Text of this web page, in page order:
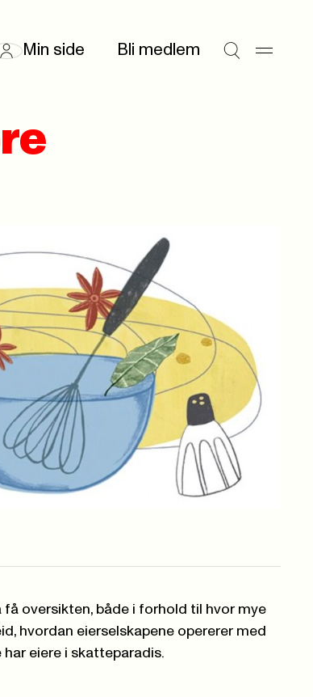
Min side Bli medlem
oversikten, både i forhold til hvor mye
hvordan eierselskapene opererer med
eiere i skatteparadis.